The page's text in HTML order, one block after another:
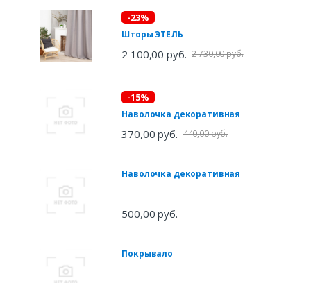
-23%
Шторы ЭТЕЛЬ
2 100,00 руб. 2 730,00 руб.
-15%
Наволочка декоративная
370,00 руб. 440,00 руб.
Наволочка декоративная
500,00 руб.
Покрывало